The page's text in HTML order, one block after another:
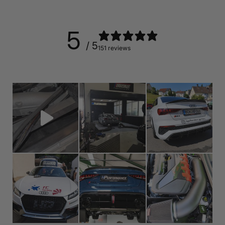
5 / 5151 reviews